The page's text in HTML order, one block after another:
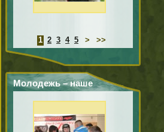
1 2 3 4 5 > >>
Молодежь – наше